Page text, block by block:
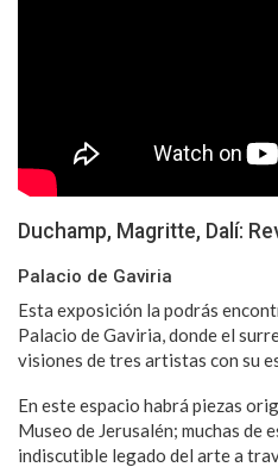
Duchamp, Magritte, Dalí:
Palacio de Gaviria
Esta exposición la podrás
Palacio de Gaviria, donde el
visiones de tres artistas con su
En este espacio habrá piezas
Museo de Jerusalén; muchas de
indiscutible legado del arte a